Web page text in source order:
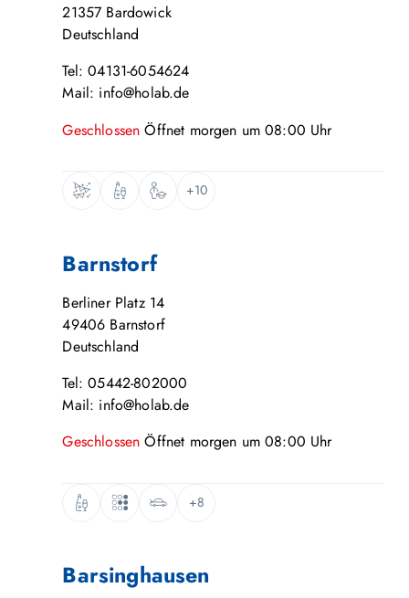
21357 Bardowick
Deutschland
Tel: 04131-6054624
Mail: info@holab.de
GeschlossenÖffnet morgen um08:00 Uhr
+10
Barnstorf
Berliner Platz 14
49406 Barnstorf
Deutschland
Tel: 05442-802000
Mail: info@holab.de
GeschlossenÖffnet morgen um08:00 Uhr
+8
Barsinghausen